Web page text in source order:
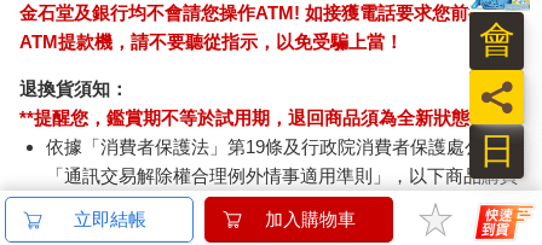
金石堂及銀行均不會請您操作ATM! 如接獲電話要求您前往
ATM提款機，請不要聽從指示，以免受騙上當！
退換貨須知：
**提醒您，鑑賞期不等於試用期，退回商品須為全新狀態**
依據「消費者保護法」第19條及行政院消費者保護處公告之
「通訊交易解除權合理例外情事適用準則」，以下商品購買
後，除商品本身有瑕疵外，將不提供7天的猶豫期：
易於腐敗、保存期限較短或解約時即將逾期。（如：生
立即結帳 加入購物車
日
員
會